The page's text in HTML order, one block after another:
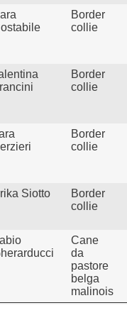
Border
collie
Border
collie
Border
collie
Siotto
Border
collie
Cane
da
pastore
belga
malinois